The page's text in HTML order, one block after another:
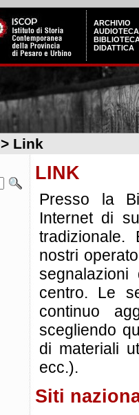
ARCHIVIO
AUDIOTECA
DIDATTICA
> Link
LINK
Presso la
Internet di
nostri
centro. Le
continuo
scegliendo
di materiali
ecc.).
Siti